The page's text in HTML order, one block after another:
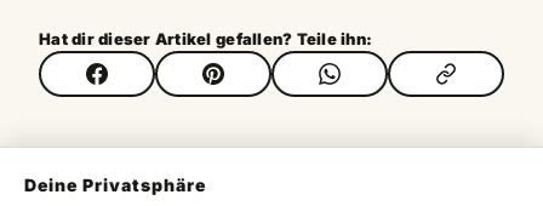
Hat dir dieser Artikel gefallen? Teile ihn:
KOMMENTARE (0)
Deine Privatsphäre